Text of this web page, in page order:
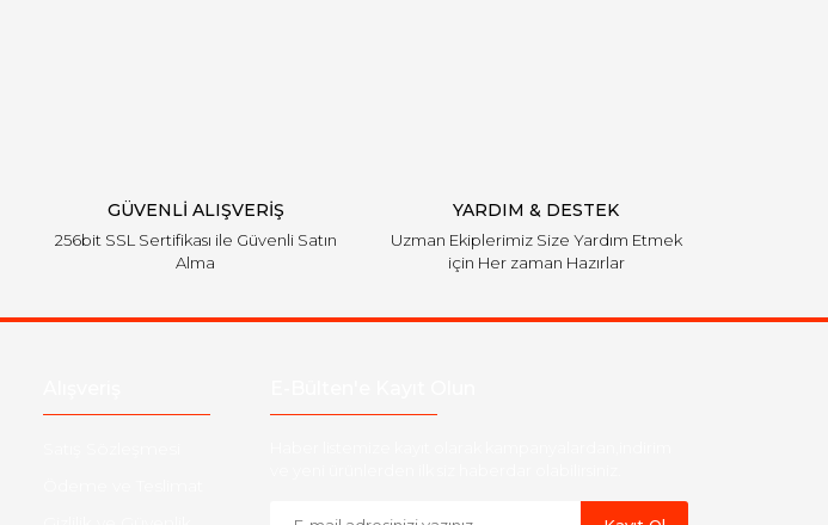
GÜVENLİ ALIŞVERİŞ
256bit SSL Sertifikası ile Güvenli Satın
Alma
YARDIM & DESTEK
Uzman Ekiplerimiz Size Yardım Etmek
için Her zaman Hazırlar